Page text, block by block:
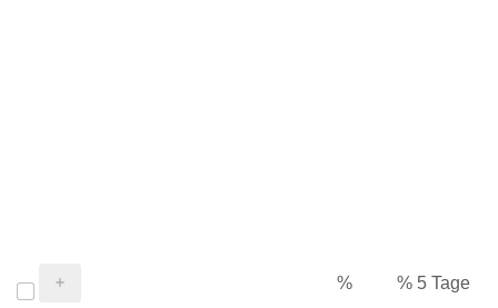
% % 5 Tage